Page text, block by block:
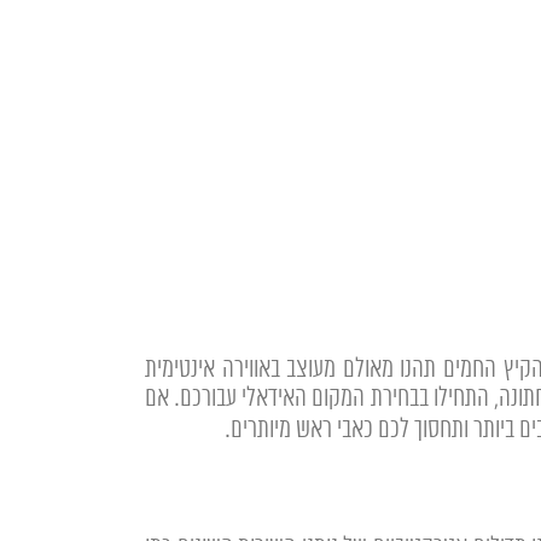
החמים תהנו מאולם מעוצב באווירה אינטימית
התחילו בבחירת המקום האידאלי עבורכם. אם